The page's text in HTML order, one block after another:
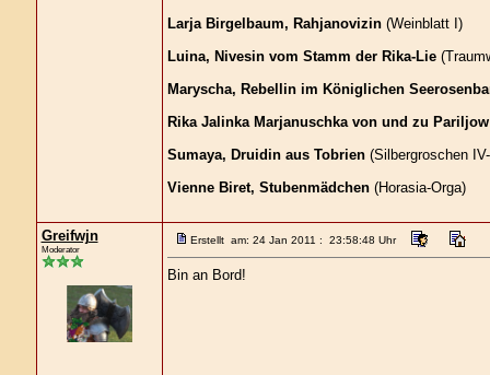
Larja Birgelbaum, Rahjanovizin(Weinblatt I)
Luina, Nivesin vom Stamm der Rika-Lie
Maryscha, Rebellin im Königlichen
Rika Jalinka Marjanuschka von und zu Pariljow
Sumaya, Druidin aus Tobrien(Silbergroschen
Vienne Biret, Stubenmädchen(Horasia-Orga)
Greifwjn
Moderator
Erstellt am: 24 Jan 2011 : 23:58:48 Uhr
Bin an Bord!